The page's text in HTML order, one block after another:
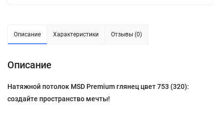
Описание Характеристики Отзывы (0)
Описание
Натяжной потолок MSD Premium глянец цвет 753 (320):
создайте пространство мечты!